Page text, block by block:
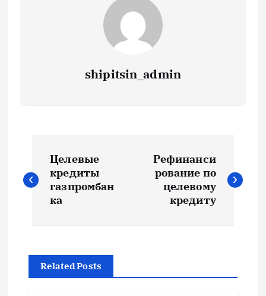
shipitsin_admin
а
г
Целевые
кредиты
газпромбан
ка
Рефинанси
рование по
целевому
кредиту
Related Posts